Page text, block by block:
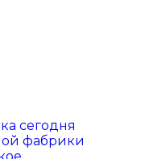
сегодня
фабрики